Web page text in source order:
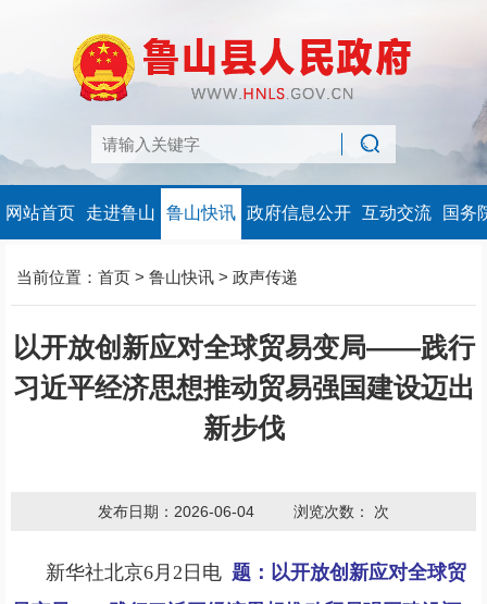
网站首页 走进鲁山 鲁山快讯 政府信息公开 互动交流 国务
当前位置： 首页 > 鲁山快讯 > 政声传递
以开放创新应对全球贸易变局——践行
习近平经济思想推动贸易强国建设迈出
新步伐
发布日期：2026-06-04 浏览次数： 次
新华社北京6月2日电 题：以开放创新应对全球贸